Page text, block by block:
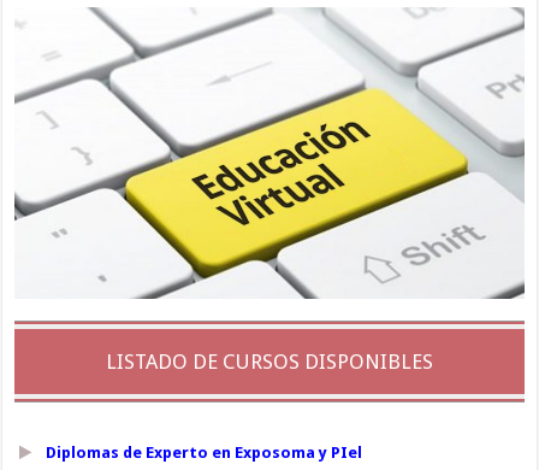
LISTADO DE CURSOS DISPONIBLES
Diplomas de Experto en Exposoma y PIel